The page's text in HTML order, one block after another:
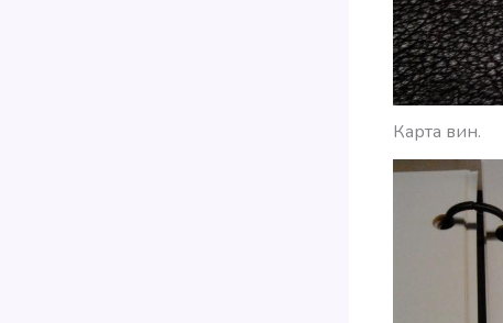
Карта вин.